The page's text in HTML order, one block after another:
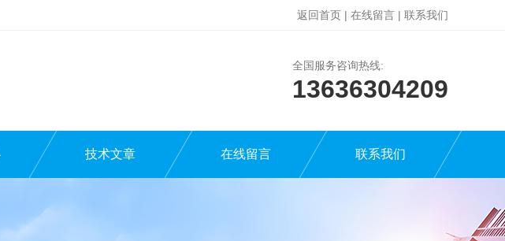
返回首页 | 在线留言 | 联系我们
全国服务咨询热线:
13636304209
技术文章 在线留言 联系我们